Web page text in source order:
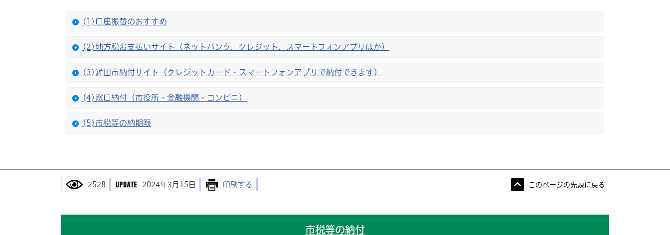
(1)口座振替のおすすめ
(2)地方税お支払いサイト（ネットバンク、クレジット、スマートフォンアプリほか）
(3)鉾田市納付サイト（クレジットカード・スマートフォンアプリで納付できます）
(4)窓口納付（市役所・金融機関・コンビニ）
(5)市税等の納期限
2528 2024年3月15日 印刷する このページの先頭に戻る
市税等の納付